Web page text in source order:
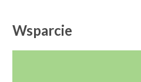
Wsparcie